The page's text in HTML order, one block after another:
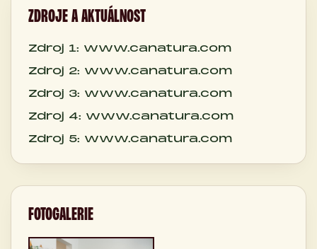
ZDROJE A AKTUÁLNOST
Zdroj 1: www.canatura.com
Zdroj 2: www.canatura.com
Zdroj 3: www.canatura.com
Zdroj 4: www.canatura.com
Zdroj 5: www.canatura.com
FOTOGALERIE